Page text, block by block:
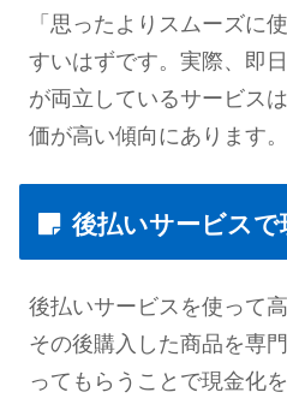
「思ったよりスムーズに
すいはずです。実際、即
が両立しているサービス
価が高い傾向にあります。
後払いサービスで
後払いサービスを使って
その後購入した商品を専
ってもらうことで現金化